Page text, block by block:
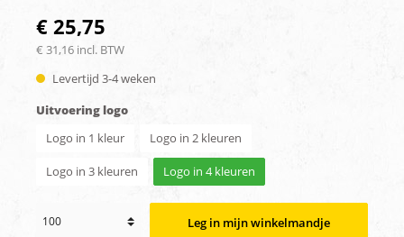
€ 25,75
€ 31,16 incl. BTW
Levertijd 3-4 weken
Uitvoering logo
Logo in 1 kleur
Logo in 2 kleuren
Logo in 3 kleuren Logo in 4 kleuren
Leg in mijn winkelmandje